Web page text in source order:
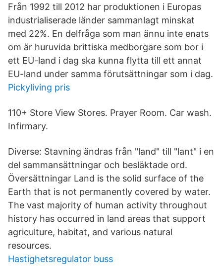
Från 1992 till 2012 har produktionen i Europas
industrialiserade länder sammanlagt minskat
med 22%. En delfråga som man ännu inte enats
om är huruvida brittiska medborgare som bor i
ett EU-land i dag ska kunna flytta till ett annat
EU-land under samma förutsättningar som i dag.
Pickyliving pris
110+ Store View Stores. Prayer Room. Car wash.
Infirmary.
Diverse: Stavning ändras från "land" till "lant" i en
del sammansättningar och besläktade ord.
Översättningar Land is the solid surface of the
Earth that is not permanently covered by water.
The vast majority of human activity throughout
history has occurred in land areas that support
agriculture, habitat, and various natural
resources.
Hastighetsregulator buss